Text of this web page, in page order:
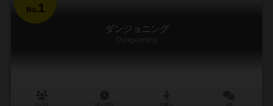
No.1
ダンジョニング
Dungeoning